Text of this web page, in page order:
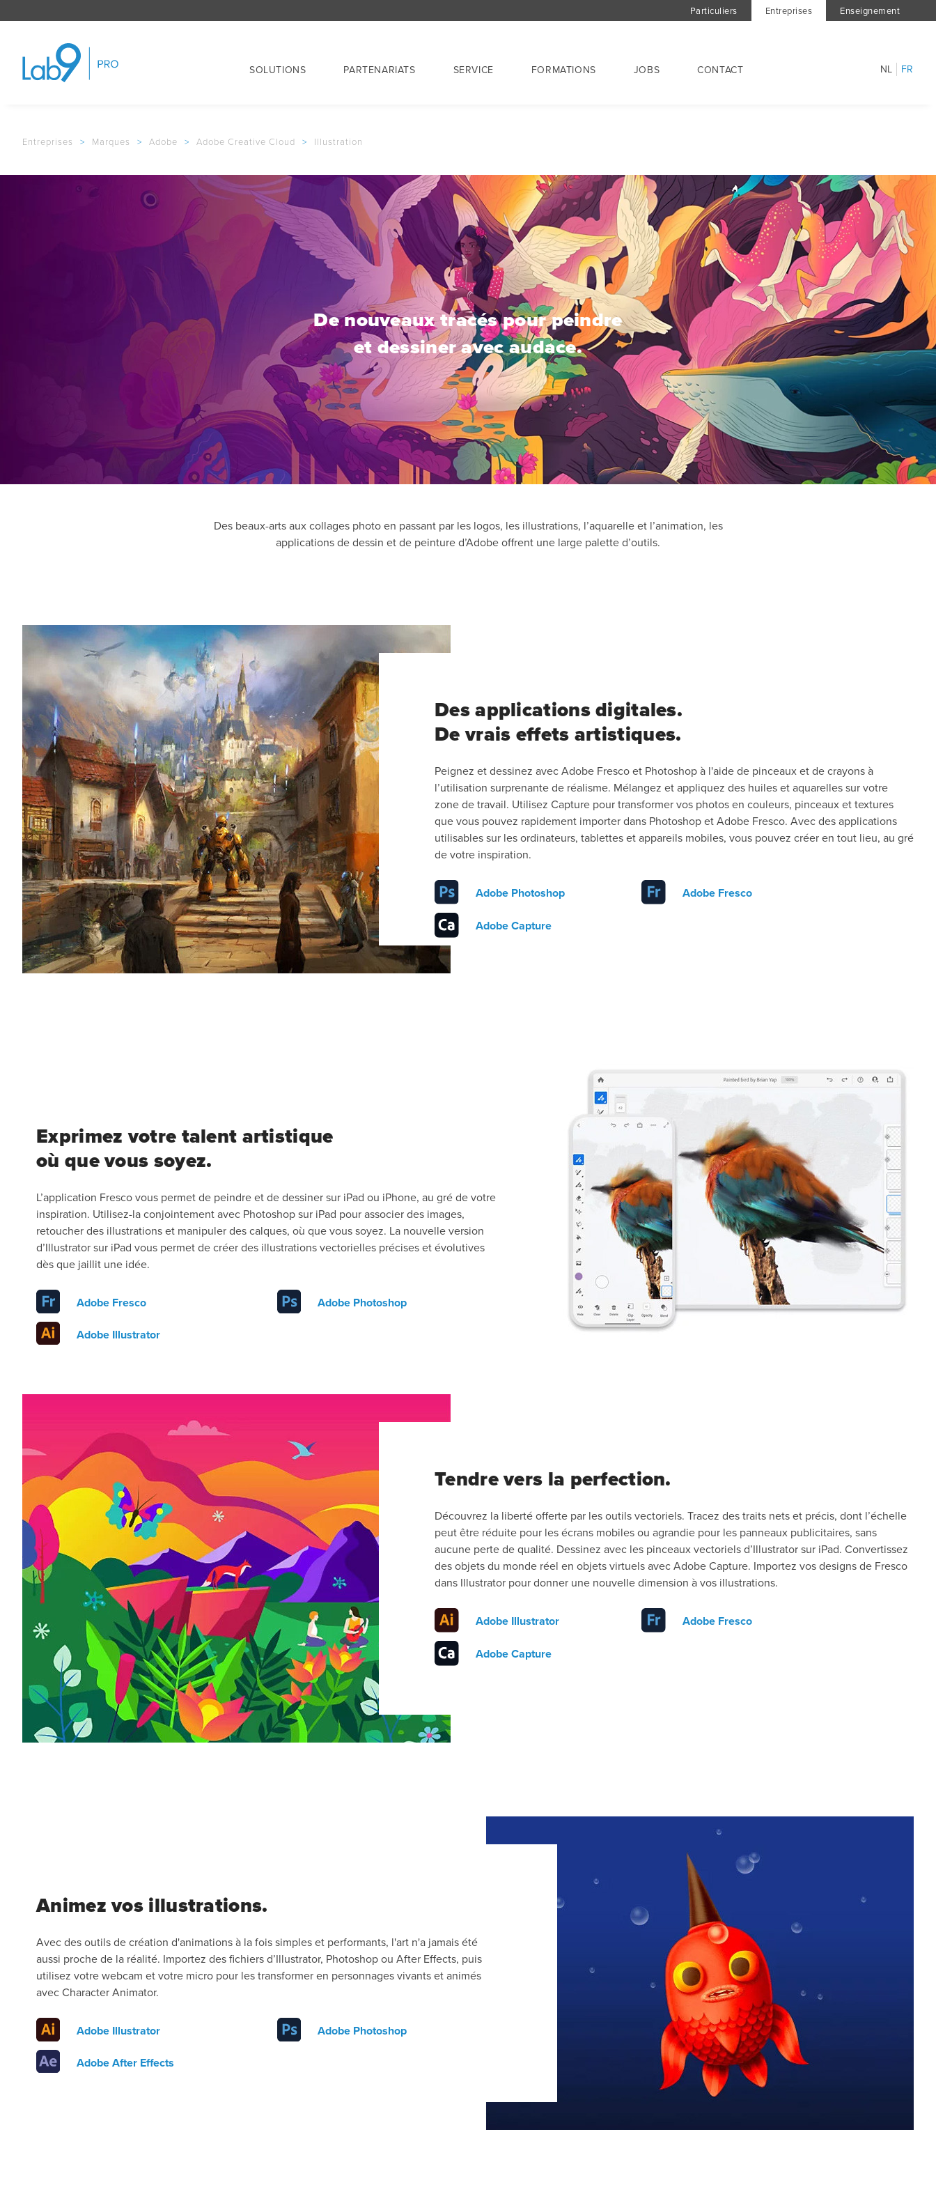
Particuliers Entreprises Enseignement
SOLUTIONS PARTENARIATS SERVICE FORMATIONS JOBS CONTACT NL FR
Entreprises > Marques > Adobe > Adobe Creative Cloud > Illustration
De nouveaux tracés pour peindre
et dessiner avec audace.
Des beaux-arts aux collages photo en passant par les logos, les illustrations, l’aquarelle et l’animation, les
applications de dessin et de peinture d’Adobe offrent une large palette d’outils.
Des applications digitales.
De vrais effets artistiques.
Peignez et dessinez avec Adobe Fresco et Photoshop à l'aide de pinceaux et de crayons à
l’utilisation surprenante de réalisme. Mélangez et appliquez des huiles et aquarelles sur votre
zone de travail. Utilisez Capture pour transformer vos photos en couleurs, pinceaux et textures
que vous pouvez rapidement importer dans Photoshop et Adobe Fresco. Avec des applications
utilisables sur les ordinateurs, tablettes et appareils mobiles, vous pouvez créer en tout lieu, au gré
de votre inspiration.
Adobe Photoshop Adobe Fresco
Adobe Capture
Exprimez votre talent artistique
où que vous soyez.
L’application Fresco vous permet de peindre et de dessiner sur iPad ou iPhone, au gré de votre
inspiration. Utilisez-la conjointement avec Photoshop sur iPad pour associer des images,
retoucher des illustrations et manipuler des calques, où que vous soyez. La nouvelle version
d’Illustrator sur iPad vous permet de créer des illustrations vectorielles précises et évolutives
dès que jaillit une idée.
Adobe Fresco
Adobe Photoshop
Adobe Illustrator
Tendre vers la perfection.
Découvrez la liberté offerte par les outils vectoriels. Tracez des traits nets et précis, dont l’échelle
peut être réduite pour les écrans mobiles ou agrandie pour les panneaux publicitaires, sans
aucune perte de qualité. Dessinez avec les pinceaux vectoriels d’Illustrator sur iPad. Convertissez
des objets du monde réel en objets virtuels avec Adobe Capture. Importez vos designs de Fresco
dans Illustrator pour donner une nouvelle dimension à vos illustrations.
Adobe Illustrator Adobe Fresco
Adobe Capture
Animez vos illustrations.
Avec des outils de création d'animations à la fois simples et performants, l'art n'a jamais été
aussi proche de la réalité. Importez des fichiers d’Illustrator, Photoshop ou After Effects, puis
utilisez votre webcam et votre micro pour les transformer en personnages vivants et animés
avec Character Animator.
Adobe Illustrator
Adobe Photoshop
Adobe After Effects